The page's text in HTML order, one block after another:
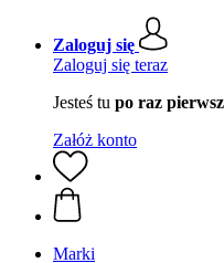
Zaloguj się
Zaloguj się teraz
Jesteś tu po raz
Załóż konto
Marki